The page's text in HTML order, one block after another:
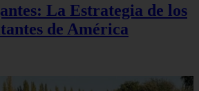
La Estrategia de los
de América